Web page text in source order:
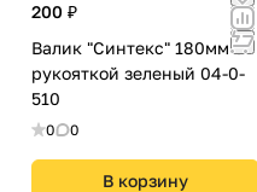
200 ₽
Валик "Синтекс" 180мм с
рукояткой зеленый 04-0-
510
0 0
В корзину